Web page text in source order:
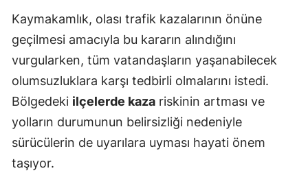
Kaymakamlık, olası trafik kazalarının önüne
geçilmesi amacıyla bu kararın alındığını
vurgularken, tüm vatandaşların yaşanabilecek
olumsuzluklara karşı tedbirli olmalarını istedi.
Bölgedeki ilçelerde kaza riskinin artması ve
yolların durumunun belirsizliği nedeniyle
sürücülerin de uyarılara uyması hayati önem
taşıyor.